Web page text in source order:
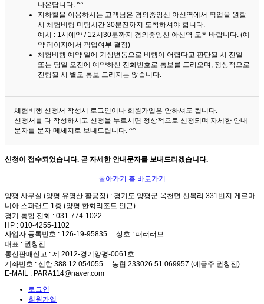
나온답니다. ^^
지하철을 이용하시는 고객님은 경의중앙선 아신역에서 픽업을 원할
시 체험비행 미팅시간 30분전까지 도착하셔야 합니다.
예시 : 1시예약 / 12시30분까지 경의중앙선 아신역 도착바랍니다. (예
약 페이지에서 픽업여부 결정)
체험비행 예약 일에 기상변동으로 비행이 어렵다고 판단될 시 전일
또는 당일 오전에 예약하신 전화번호로 통보를 드리오며, 정상적으로
진행될 시 별도 통보 드리지는 않습니다.
체험비행 신청서 작성시 로그인이나 회원가입은 안하셔도 됩니다.
신청서를 다 작성하시고 신청을 누르시면 정상적으로 신청되며 자세한 안내
문자를 문자 메세지로 보내드립니다. ^^
신청이 접수되었습니다. 곧 자세한 안내문자를 보내드리겠습니다.
돌아가기 홈 바로가기
양평 사무실 (양평 유명산 활공장) : 경기도 양평군 옥천면 신복리 331번지 게르마
니아 스파랜드 1층 (양평 한화리조트 인근)
경기 통합 전화 : 031-774-1022
HP : 010-4255-1102
사업자 등록번호 : 126-19-95835 상호 : 패러러브
대표 : 권창진
통신판매신고 : 제 2012-경기양평-0061호
계좌번호 : 신한 388 12 054055 농협 233026 51 069957 (예금주 권창진)
E-MAIL : PARA114@naver.com
로그인
회원가입